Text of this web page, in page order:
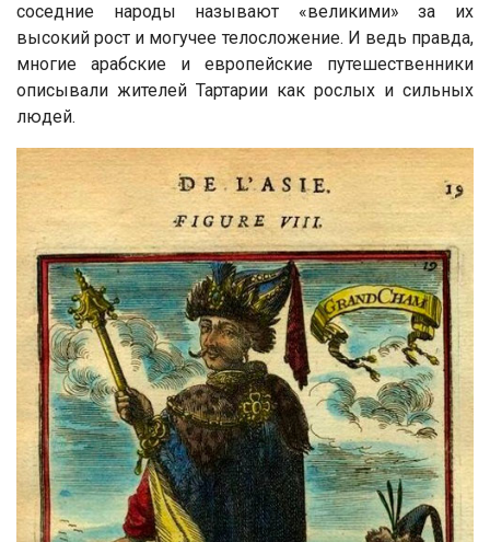
соседние народы называют «великими» за их
высокий рост и могучее телосложение. И ведь правда,
многие арабские и европейские путешественники
описывали жителей Тартарии как рослых и сильных
людей.